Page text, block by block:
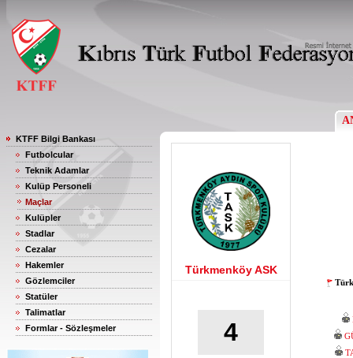
KTFF Bilgi Bankası
Futbolcular
Teknik Adamlar
Kulüp Personeli
Maçlar
Kulüpler
Stadlar
Cezalar
Hakemler
Gözlemciler
Statüler
Talimatlar
Formlar - Sözleşmeler
Türkmenköy ASK
4